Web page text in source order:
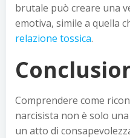
brutale può creare una
emotiva, simile a quella
relazione tossica.
Comprendere come
narcisista non è solo
un atto di